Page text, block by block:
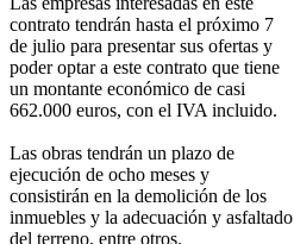
contrato tendrán hasta el próximo 7
de julio para presentar sus ofertas y
poder optar a este contrato que tiene
un montante económico de casi
662.000 euros, con el IVA incluido.
Las obras tendrán un plazo de
ejecución de ocho meses y
consistirán en la demolición de los
inmuebles y la adecuación y asfaltado
del terreno, entre otros.